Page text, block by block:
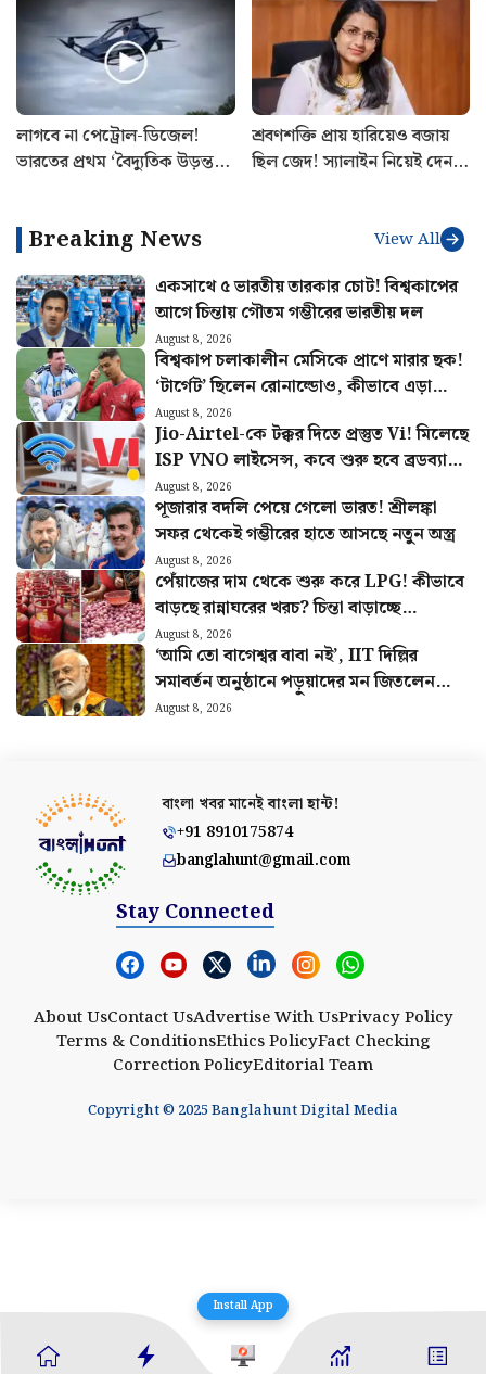
লাগবে না পেট্রোল-ডিজেল!
ভারতের প্রথম ‘বৈদ্যুতিক উড়ন্ত
শ্রবণশক্তি প্রায় হারিয়েও বজায়
ছিল জেদ! স্যালাইন নিয়েই দেন
Breaking News View All
একসাথে ৫ ভারতীয় তারকার চোট! বিশ্বকাপের
আগে চিন্তায় গৌতম গম্ভীরের ভারতীয় দল
August 8, 2026
বিশ্বকাপ চলাকালীন মেসিকে প্রাণে মারার ছক!
‘টার্গেট’ ছিলেন রোনাল্ডোও, কীভাবে এড়ানো
গেল হামলা?
August 8, 2026
Jio-Airtel-কে টক্কর দিতে প্রস্তুত Vi! মিলেছে
ISP VNO লাইসেন্স, কবে শুরু হবে ব্রডব্যান্ড
সার্ভিস?
August 8, 2026
পূজারার বদলি পেয়ে গেলো ভারত! শ্রীলঙ্কা
সফর থেকেই গম্ভীরের হাতে আসছে নতুন অস্ত্র
August 8, 2026
পেঁয়াজের দাম থেকে শুরু করে LPG! কীভাবে
বাড়ছে রান্নাঘরের খরচ? চিন্তা বাড়াচ্ছে
পরিসংখ্যান
August 8, 2026
‘আমি তো বাগেশ্বর বাবা নই’, IIT দিল্লির
সমাবর্তন অনুষ্ঠানে পড়ুয়াদের মন জিতলেন
মোদী, দিলেন বিশেষ বার্তা
August 8, 2026
বাংলা খবর মানেইবাংলা হান্ট!
+91 8910175874
banglahunt@gmail.com
Stay Connected
About UsContact UsAdvertise With UsPrivacy Policy
Terms & ConditionsEthics PolicyFact Checking
Correction PolicyEditorial Team
Copyright © 2025 Banglahunt Digital Media
Install App